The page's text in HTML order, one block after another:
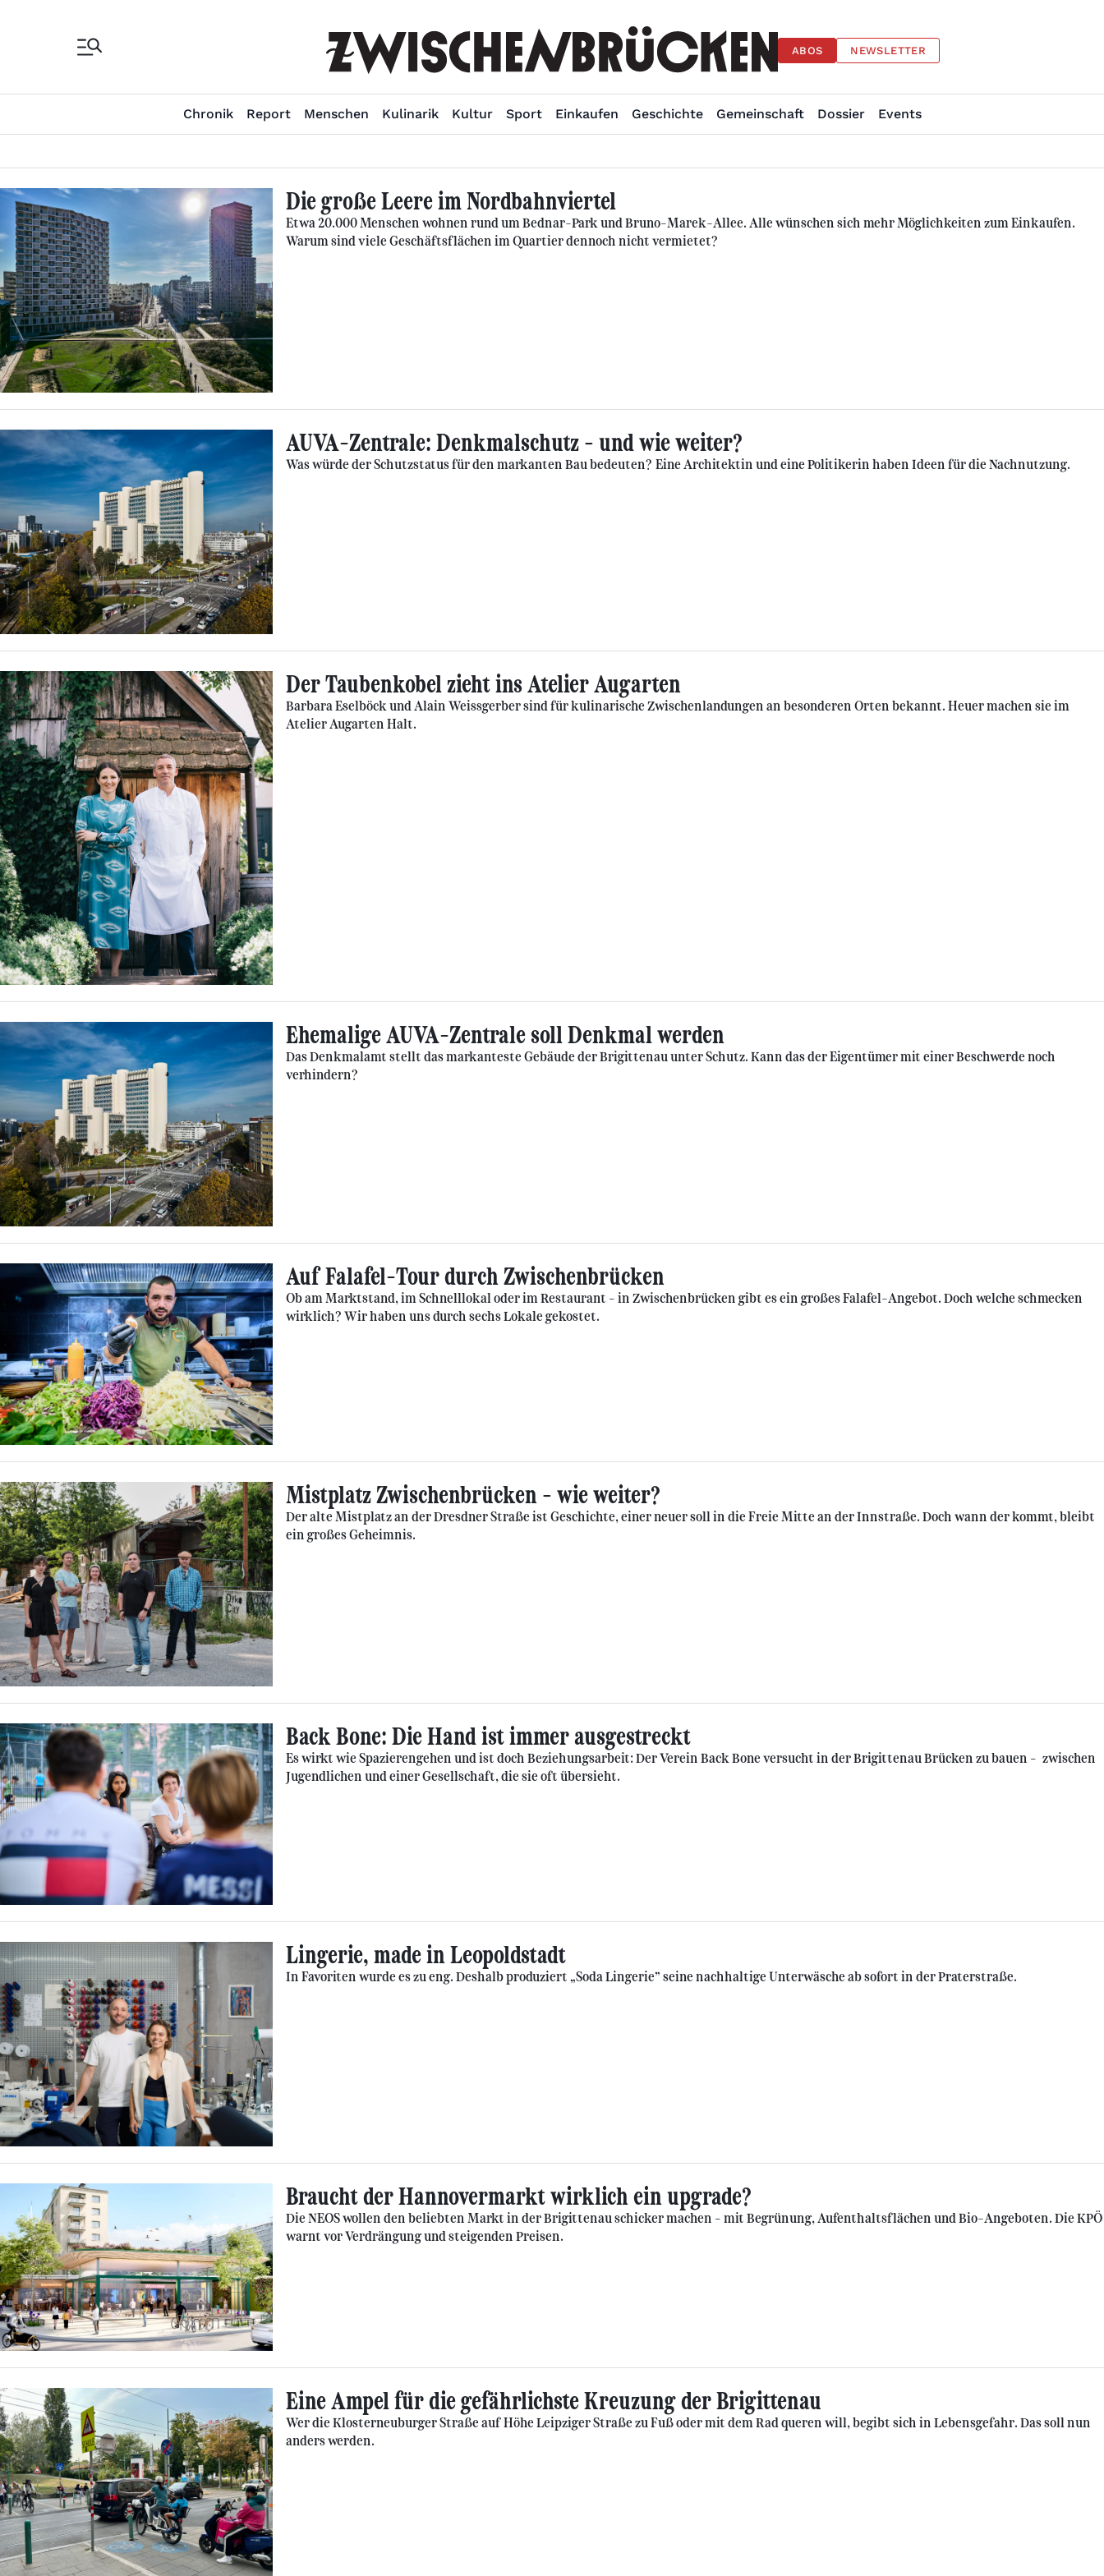
ABOS NEWSLETTER
Chronik Report Menschen Kulinarik Kultur Sport Einkaufen Geschichte Gemeinschaft Dossier Events
Die große Leere im Nordbahnviertel
Etwa 20.000 Menschen wohnen rund um Bednar-Park und Bruno-Marek-Allee. Alle wünschen sich mehr Möglichkeiten zum Einkaufen.
Warum sind viele Geschäftsflächen im Quartier dennoch nicht vermietet?
AUVA-Zentrale: Denkmalschutz – und wie weiter?
Was würde der Schutzstatus für den markanten Bau bedeuten? Eine Architektin und eine Politikerin haben Ideen für die Nachnutzung.
Der Taubenkobel zieht ins Atelier Augarten
Barbara Eselböck und Alain Weissgerber sind für kulinarische Zwischenlandungen an besonderen Orten bekannt. Heuer machen sie im
Atelier Augarten Halt.
Ehemalige AUVA-Zentrale soll Denkmal werden
Das Denkmalamt stellt das markanteste Gebäude der Brigittenau unter Schutz. Kann das der Eigentümer mit einer Beschwerde noch
verhindern?
Auf Falafel-Tour durch Zwischenbrücken
Ob am Marktstand, im Schnelllokal oder im Restaurant – in Zwischenbrücken gibt es ein großes Falafel-Angebot. Doch welche schmecken
wirklich? Wir haben uns durch sechs Lokale gekostet.
Mistplatz Zwischenbrücken – wie weiter?
Der alte Mistplatz an der Dresdner Straße ist Geschichte, einer neuer soll in die Freie Mitte an der Innstraße. Doch wann der kommt, bleibt
ein großes Geheimnis.
Back Bone: Die Hand ist immer ausgestreckt
Es wirkt wie Spazierengehen und ist doch Beziehungsarbeit: Der Verein Back Bone versucht in der Brigittenau Brücken zu bauen – zwischen
Jugendlichen und einer Gesellschaft, die sie oft übersieht.
Lingerie, made in Leopoldstadt
In Favoriten wurde es zu eng. Deshalb produziert „Soda Lingerie” seine nachhaltige Unterwäsche ab sofort in der Praterstraße.
Braucht der Hannovermarkt wirklich ein upgrade?
Die NEOS wollen den beliebten Markt in der Brigittenau schicker machen – mit Begrünung, Aufenthaltsflächen und Bio-Angeboten. Die KPÖ
warnt vor Verdrängung und steigenden Preisen.
Eine Ampel für die gefährlichste Kreuzung der Brigittenau
Wer die Klosterneuburger Straße auf Höhe Leipziger Straße zu Fuß oder mit dem Rad queren will, begibt sich in Lebensgefahr. Das soll nun
anders werden.